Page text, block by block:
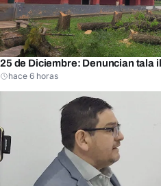
25 de Diciembre: Denuncian tala
hace 6 horas